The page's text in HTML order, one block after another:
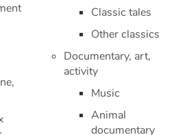
Classic tales
Other classics
Documentary, art,
activity
Music
Animal
documentary